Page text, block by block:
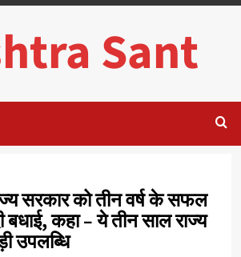
Sant
सरकार को तीन वर्ष के सफल
बधाई, कहा – ये तीन साल राज्य
उपलब्धि